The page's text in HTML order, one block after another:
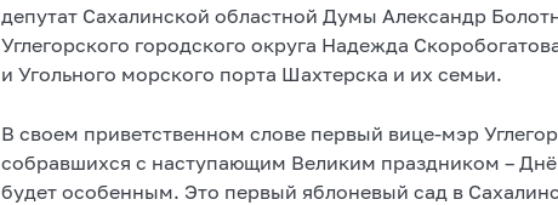
депутат Сахалинской областной Думы Александр
Углегорского городского округа Надежда
и Угольного морского порта Шахтерска и их семьи.
В своем приветственном слове первый вице-мэр
собравшихся с наступающим Великим праздником –
будет особенным. Это первый яблоневый сад в